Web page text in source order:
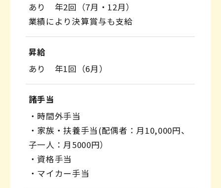
あり 年2回（7月・12月）
業績により決算賞与も支給
昇給
あり 年1回（6月）
諸手当
・時間外手当
・家族・扶養手当(配偶者：月10,000円、
子一人：月5000円）
・資格手当
・マイカー手当